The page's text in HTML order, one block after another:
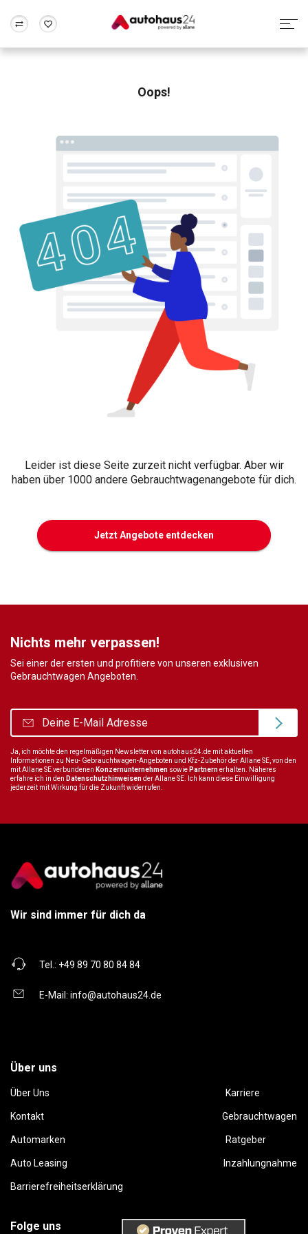
Rund um die Inzahlungnahme
Oops!
Leider ist diese Seite zurzeit nicht verfügbar. Aber wir
haben über 1000 andere Gebrauchtwagenangebote für dich.
Jetzt Angebote entdecken
Nichts mehr verpassen!
Sei einer der ersten und profitiere von unseren exklusiven
Gebrauchtwagen Angeboten.
Ja, ich möchte den regelmäßigen Newsletter von autohaus24.de mit aktuellen
Informationen zu Neu- Gebrauchtwagen-Angeboten und Kfz-Zubehör der Allane SE, von den
mit Allane SE verbundenen Konzernunternehmen sowie Partnernerhalten. Näheres
erfahre ich in den Datenschutzhinweisender Allane SE. Ich kann diese Einwilligung
jederzeit mit Wirkung für die Zukunft widerrufen.
Wir sind immer für dich da
Tel.: +49 89 70 80 84 84
E-Mail: info@autohaus24.de
Über uns
Über Uns Karriere
Kontakt Gebrauchtwagen
Automarken Ratgeber
Auto Leasing Inzahlungnahme
Barrierefreiheitserklärung
Folge uns